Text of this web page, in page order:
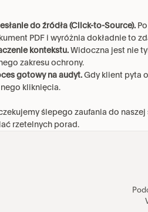
do źródła (Click-to-Source).
PDF i wyróżnia dokładnie to
kontekstu. Widoczna jest nie
zakresu ochrony.
gotowy na audyt. Gdy klient pyta
kliknięcia.
ślepego zaufania do
rzetelnych porad.